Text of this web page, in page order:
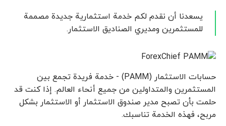
يسعدنا أن نقدم لكم خدمة استثمارية جديدة مصممة
للمستثمرين ومديري الصنادیق الاستثمار.
حسابات الاستثمار (PAMM) - خدمة فريدة تجمع بين
المستثمرين والمتداولين من جميع أنحاء العالم. إذا كنت قد
حلمت بأن تصبح مدير صندوق الاستثمار أو الاستثمار بشكل
مربح، فهذه الخدمة تناسبك.